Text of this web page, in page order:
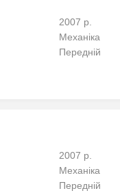
2007 р.
Механіка
Передній
2007 р.
Механіка
Передній